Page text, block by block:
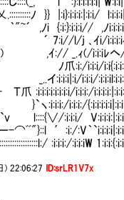
三_乂.::::::::::ﾉ
,ﾉi {:i:}:i:i:i// ,ﾉ
l/j ､ｲi/
_.ｨ(/i:i:iﾚヘ
i:i:i/i:i{:i:i:
i:i:i/
i:i:i:/
:i:i:i:/i:i:i:/
:i:i:i/
′:i:/:V｀
:i:i:i:/:i:i:iW
22:06:27 ID:srLR1V7x